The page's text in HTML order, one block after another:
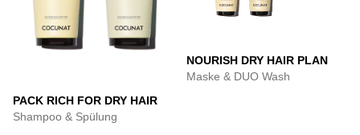
PACK RICH FOR DRY HAIR
Shampoo & Spülung
NOURISH DRY HAIR PLAN
Maske & DUO Wash